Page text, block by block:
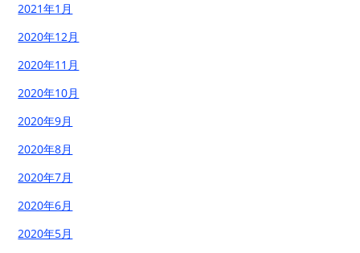
2021年1月
2020年12月
2020年11月
2020年10月
2020年9月
2020年8月
2020年7月
2020年6月
2020年5月